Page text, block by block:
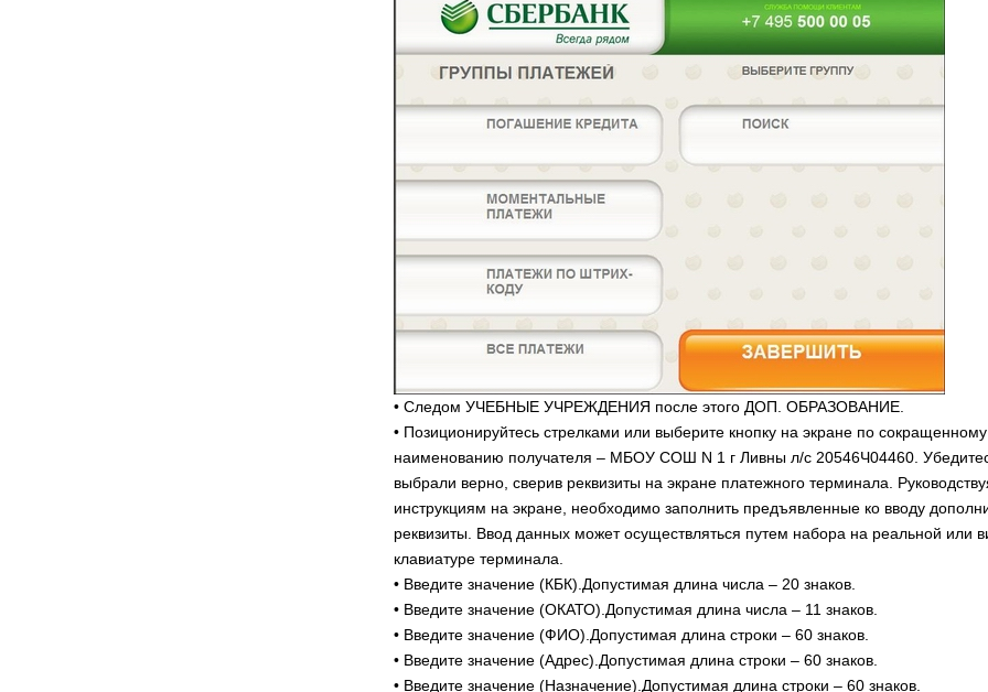
• Следом УЧЕБНЫЕ УЧРЕЖДЕНИЯ после этого ДОП. ОБРАЗОВАНИЕ.
• Позиционируйтесь стрелками или выберите кнопку на экране по сокращенному
наименованию получателя – МБОУ СОШ N 1 г Ливны л/с 20546Ч04460.
выбрали верно, сверив реквизиты на экране платежного терминала.
инструкциям на экране, необходимо заполнить предъявленные ко вводу
реквизиты. Ввод данных может осуществляться путем набора на реальной или
клавиатуре терминала.
• Введите значение (КБК).Допустимая длина числа – 20 знаков.
• Введите значение (ОКАТО).Допустимая длина числа – 11 знаков.
• Введите значение (ФИО).Допустимая длина строки – 60 знаков.
• Введите значение (Адрес).Допустимая длина строки – 60 знаков.
• Введите значение (Назначение).Допустимая длина строки – 60 знаков.